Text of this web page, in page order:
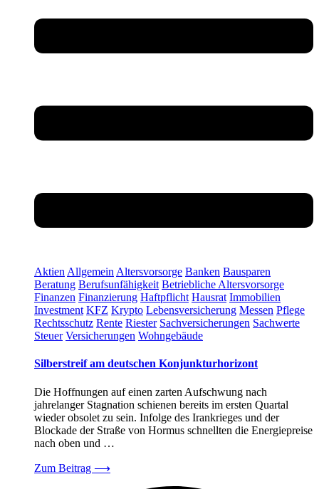
Aktien Allgemein Altersvorsorge Banken Bausparen
Beratung Berufsunfähigkeit Betriebliche Altersvorsorge
Finanzen Finanzierung Haftpflicht Hausrat Immobilien
Investment KFZ Krypto Lebensversicherung Messen Pflege
Rechtsschutz Rente Riester Sachversicherungen Sachwerte
Steuer Versicherungen Wohngebäude
Silberstreif am deutschen Konjunkturhorizont
Die Hoffnungen auf einen zarten Aufschwung nach
jahrelanger Stagnation schienen bereits im ersten Quartal
wieder obsolet zu sein. Infolge des Irankrieges und der
Blockade der Straße von Hormus schnellten die Energiepreise
nach oben und …
Zum Beitrag ⟶